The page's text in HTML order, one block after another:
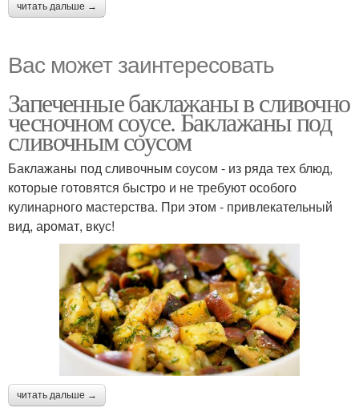
читать дальше →
Вас может заинтересовать
Запеченные баклажаны в сливочно
чесночном соусе. Баклажаны под
сливочным соусом
Баклажаны под сливочным соусом - из ряда тех блюд,
которые готовятся быстро и не требуют особого
кулинарного мастерства. При этом - привлекательный
вид, аромат, вкус!
читать дальше →